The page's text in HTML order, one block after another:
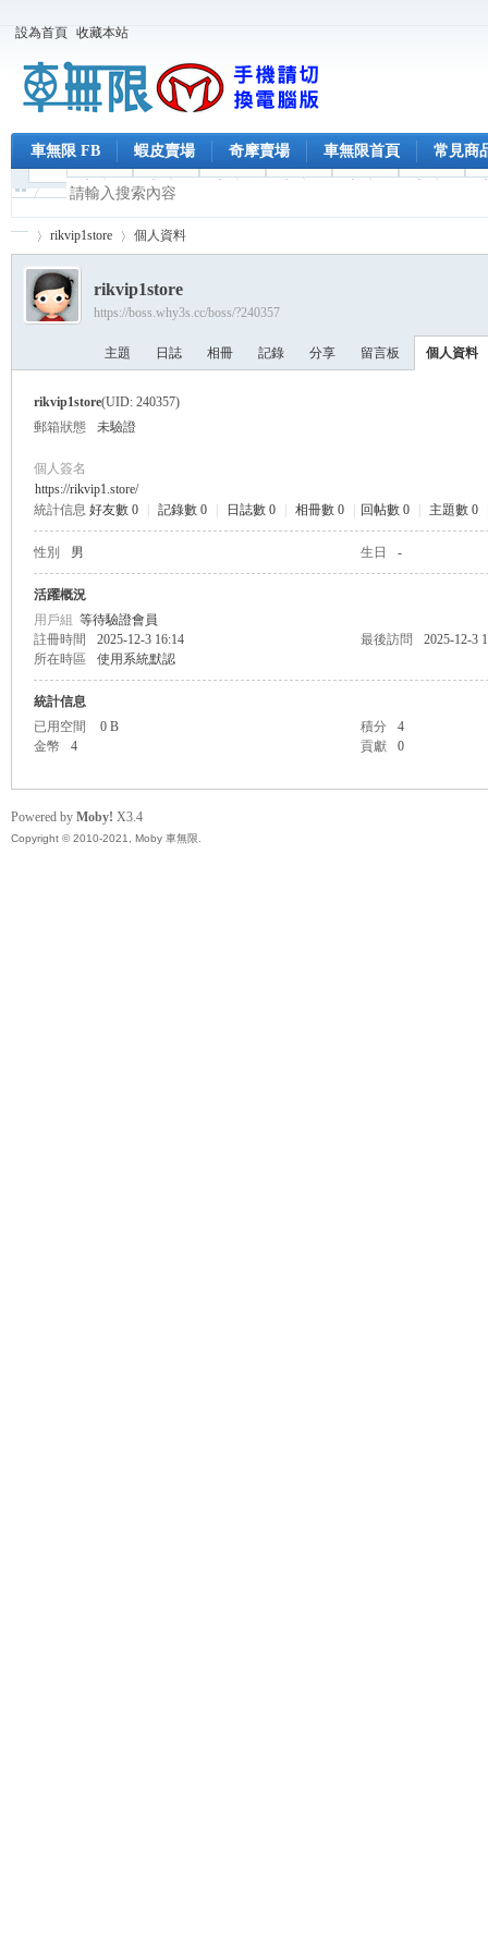
設為首頁 收藏本站
車無限 FB 蝦皮賣場 奇摩賣場 車無限首頁 常見商
›
rikvip1store 個人資料
rikvip1store
https://boss.why3s.cc/boss/?240357
主題 日誌 相冊 記錄 分享 留言板 個人資料
rikvip1store(UID: 240357)
郵箱狀態
未驗證
個人簽名
https://rikvip1.store/
統計信息 好友數 0 記錄數 0 日誌數 0 相冊數 0 回帖數 0 主題數 0
性別 男 生日 -
活躍概況
用戶組 等待驗證會員
註冊時間
2025-12-3 16:14 最後訪問
2025-12-3
所在時區
使用系統默認
統計信息
已用空間
0 B 積分
4
金幣
4 貢獻 0
Powered by Moby! X3.4
Copyright © 2010-2021, Moby 車無限.